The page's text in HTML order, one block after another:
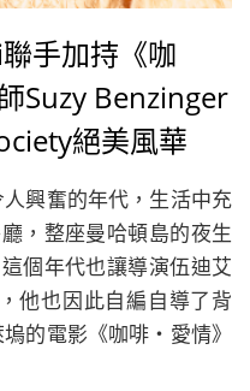
手加持《咖
Suzy Benzinger
絕美風華
興奮的年代，生活中充
，整座曼哈頓島的夜生
個年代也讓導演伍迪艾
他也因此自編自導了背
的電影《咖啡‧愛情》